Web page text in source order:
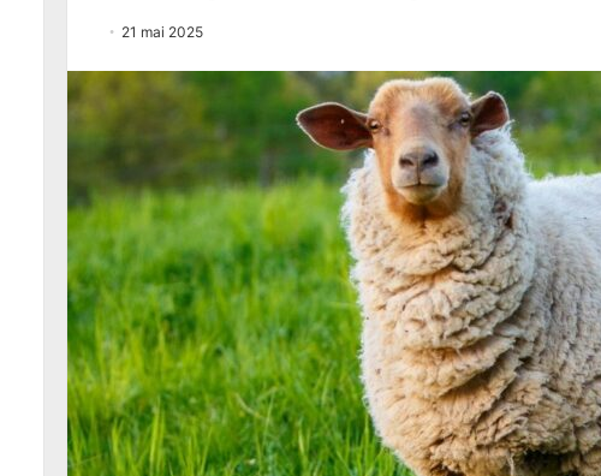
21 mai 2025